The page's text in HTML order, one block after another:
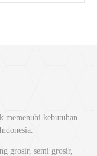
memenuhi kebutuhan
grosir, semi grosir,